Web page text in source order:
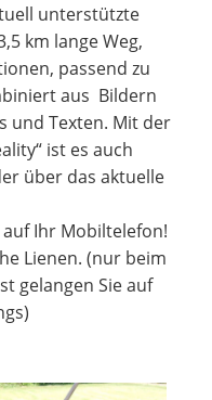
unterstützte
km lange Weg,
passend zu
aus Bildern
und Texten. Mit der
ist es auch
über das aktuelle
Ihr Mobiltelefon!
Lienen. (nur beim
gelangen Sie auf